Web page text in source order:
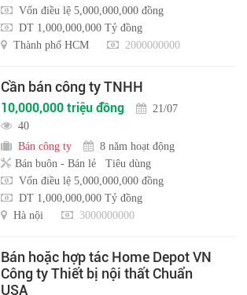
Vốn điều lệ 5,000,000,000 đồng
DT 1,000,000,000 Tỷ đồng
Thành phố HCM
2000000000
Cần bán công ty TNHH
10,000,000 triệu đồng
21/07
40
Bán công ty
8 năm hoạt động
Bán buôn - Bán lẻ
Tiêu dùng
Vốn điều lệ 5,000,000,000 đồng
DT 1,000,000,000 Tỷ đồng
Hà nội
3000000000
Bán hoặc hợp tác Home Depot VN
Công ty Thiết bị nội thất Chuẩn
USA